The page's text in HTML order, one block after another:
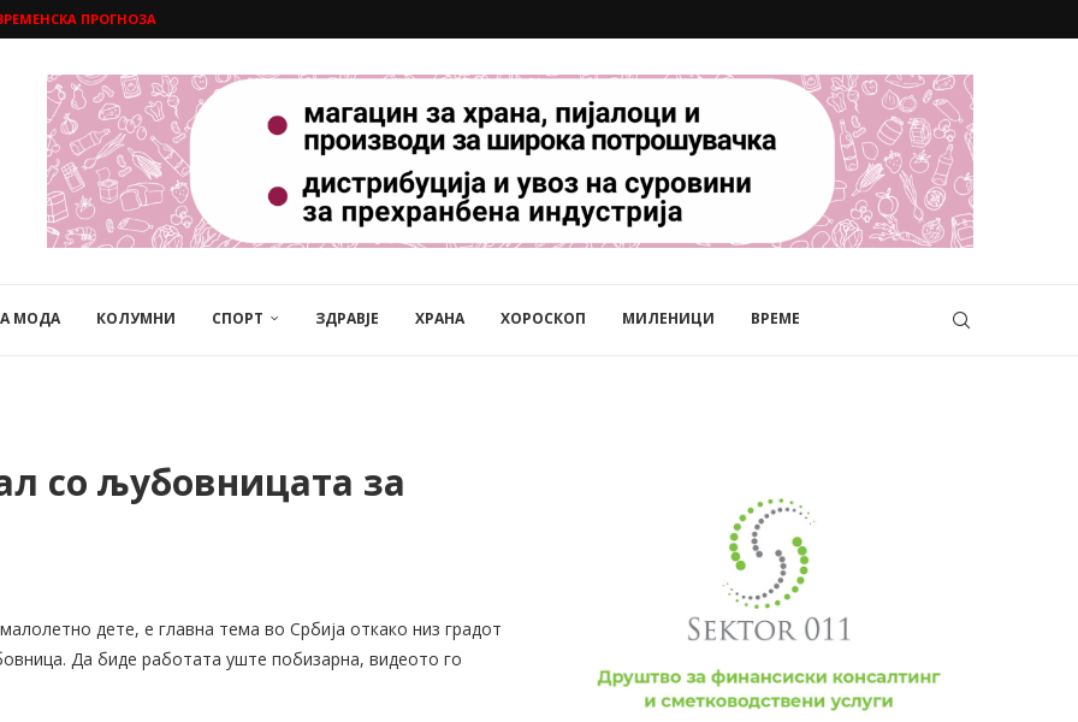
ПРОГНОЗА
МОДА КОЛУМНИ СПОРТ ЗДРАВЈЕ ХРАНА ХОРОСКОП МИЛЕНИЦИ ВРЕМЕ
со љубовницата за
дете, е главна тема во Србија откако низ градот
Да биде работата уште побизарна, видеото го